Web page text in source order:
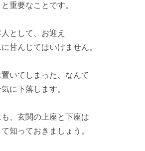
重要なことです。
として、お迎え
に甘んじてはいけません。
置いてしまった、なんて
に下落 します。
、 玄関の上座と下座は
て知っておきましょう。